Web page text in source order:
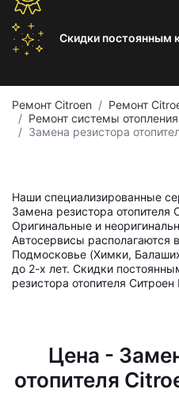
Скидки постоянным
Ремонт Citroen
Ремонт
Ремонт системы
Замена резистора
Наши специализированные
Замена резистора отопителя
Оригинальные и
Автосервисы
Подмосковье (Химки,
до 2-х лет. Скидки
резистора отопителя
Цена -
отопителя